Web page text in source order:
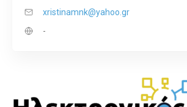
xristinamnk@yahoo.gr
-